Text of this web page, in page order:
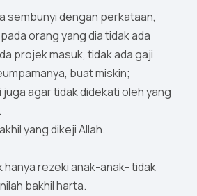
sembunyi dengan perkataan,
orang yang dia tidak ada
projek masuk, tidak ada gaji
buat miskin;
juga agar tidak didekati oleh yang
yang dikeji Allah.
rezeki anak-anak- tidak
bakhil harta.